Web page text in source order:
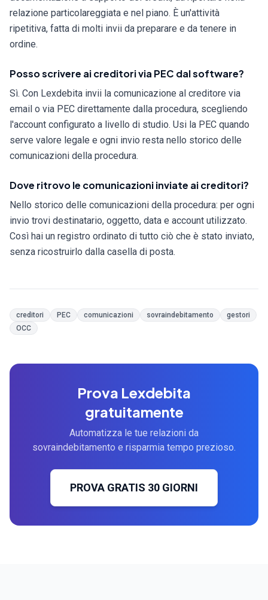
relazione particolareggiata e nel piano. È un'attività
ripetitiva, fatta di molti invii da preparare e da tenere in
ordine.
Posso scrivere ai creditori via PEC dal software?
Sì. Con Lexdebita invii la comunicazione al creditore via
email o via PEC direttamente dalla procedura, scegliendo
l'account configurato a livello di studio. Usi la PEC quando
serve valore legale e ogni invio resta nello storico delle
comunicazioni della procedura.
Dove ritrovo le comunicazioni inviate ai creditori?
Nello storico delle comunicazioni della procedura: per ogni
invio trovi destinatario, oggetto, data e account utilizzato.
Così hai un registro ordinato di tutto ciò che è stato inviato,
senza ricostruirlo dalla casella di posta.
creditori PEC comunicazioni sovraindebitamento
gestori
OCC
Prova Lexdebita
gratuitamente
Automatizza le tue relazioni da
sovraindebitamento e risparmia tempo prezioso.
PROVA GRATIS 30 GIORNI